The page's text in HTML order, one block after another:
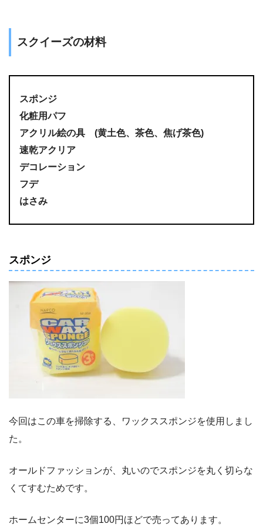
スクイーズの材料
スポンジ
化粧用パフ
アクリル絵の具 (黄土色、茶色、焦げ茶色)
速乾アクリア
デコレーション
フデ
はさみ
スポンジ
今回はこの車を掃除する、ワックススポンジを使用しまし
た。
オールドファッションが、丸いのでスポンジを丸く切らな
くてすむためです。
ホームセンターに3個100円ほどで売ってあります。